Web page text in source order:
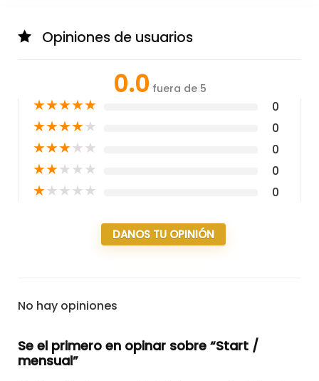
Opiniones de usuarios
0.0 fuera de 5
★★★★★ 0
★★★★★ 0
★★★★★ 0
★★★★★ 0
★★★★★ 0
DANOS TU OPINIÓN
No hay opiniones
Se el primero en opinar sobre “Start /
mensual”